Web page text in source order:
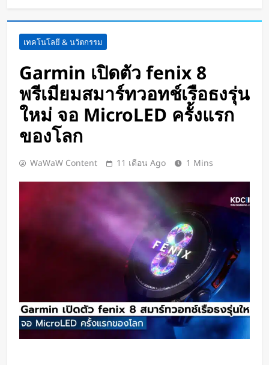
Center ลอยน้ำ ใช้พลังงานจากคลื่น
ทะเลผลิตไฟฟ้า และใช้น้ำทะเลช่วย
ระบายความร้อน
2 วัน Ago
จีนเปิดตัว “xianglong” เครื่องขุดอุ
โมงค์ไฮบริด เจาะ-ระเบิดหิน เครื่อง
แรกของโลก
2 วัน Ago
Google DeepMind เปิดตัว Weather
Lab แพลตฟอร์ม AI สำหรับคาด
สัปดาห์ เร็วที่สุดในโลก AI
Xiaomi เปิดตัว SUV พร้อมพื้นที่นอน
ชั้นบน รองรับผู้โดยสารได้ 7 ที่นั่ง
3 วัน Ago
นักวิจัย NUS CDE พัฒนา “ผิว
อิเล็กทรอนิกส์” ที่รับรู้การสัมผัสและ
ซ่อมแซมตัวเองใต้น้ำได้
K-18M โดรนรบฝีมือคนไทย ทดสอบ
บินสำเร็จครั้งแรก
3 วัน Ago
BlaBlaCar เปิดให้บริการในไทย
เทคโนโลยี & นวัตกรรม
Garmin เปิดตัว fenix 8
พรีเมียมสมาร์ทวอทช์เรือธงรุ่น
ใหม่ จอ MicroLED ครั้งแรก
ของโลก
WaWaW Content 11 เดือน Ago 1 Mins